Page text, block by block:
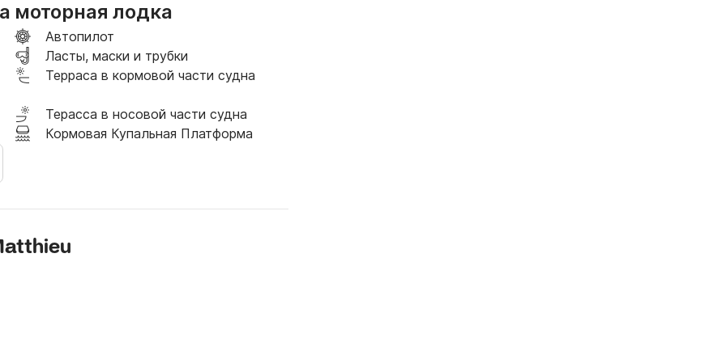
моторная лодка
Автопилот
Ласты, маски и трубки
Терраса в кормовой части судна
Терасса в носовой части судна
Кормовая Купальная Платформа